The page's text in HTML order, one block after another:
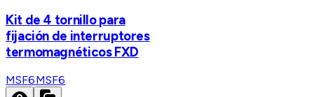
Kit de 4 tornillo para
fijación de interruptores
termomagnéticos FXD
MSF6MSF6